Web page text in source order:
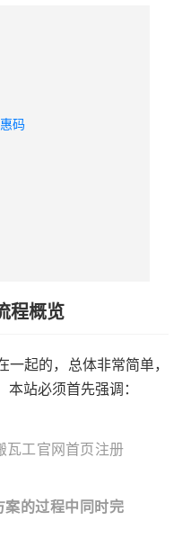
码
程概览
起的，总体非常简单，
站必须首先强调：
瓦工官网首页注册
案的过程中同时完